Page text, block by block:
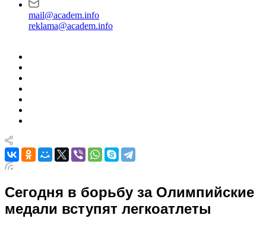
mail@academ.info
reklama@academ.info
Сегодня в борьбу за Олимпийские
медали вступят легкоатлеты